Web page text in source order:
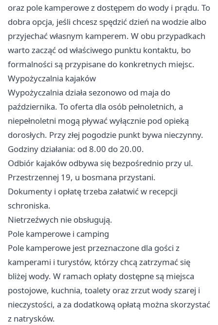
oraz pole kamperowe z dostępem do wody i prądu. To
dobra opcja, jeśli chcesz spędzić dzień na wodzie albo
przyjechać własnym kamperem. W obu przypadkach
warto zacząć od właściwego punktu kontaktu, bo
formalności są przypisane do konkretnych miejsc.
Wypożyczalnia kajaków
Wypożyczalnia działa sezonowo od maja do
października. To oferta dla osób pełnoletnich, a
niepełnoletni mogą pływać wyłącznie pod opieką
dorosłych. Przy złej pogodzie punkt bywa nieczynny.
Godziny działania: od 8.00 do 20.00.
Odbiór kajaków odbywa się bezpośrednio przy ul.
Przestrzennej 19, u bosmana przystani.
Dokumenty i opłatę trzeba załatwić w recepcji
schroniska.
Nietrzeźwych nie obsługują.
Pole kamperowe i camping
Pole kamperowe jest przeznaczone dla gości z
kamperami i turystów, którzy chcą zatrzymać się
bliżej wody. W ramach opłaty dostępne są miejsca
postojowe, kuchnia, toalety oraz zrzut wody szarej i
nieczystości, a za dodatkową opłatą można skorzystać
z natrysków.